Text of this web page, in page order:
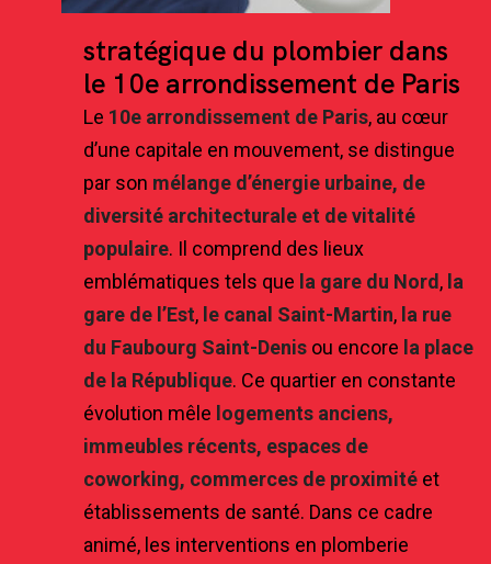
stratégique du plombier dans
le 10e arrondissement de Paris
Le 10e arrondissement de Paris, au cœur
d’une capitale en mouvement, se distingue
par son mélange d’énergie urbaine, de
diversité architecturale et de vitalité
populaire. Il comprend des lieux
emblématiques tels que la gare du Nord, la
gare de l’Est, le canal Saint-Martin, la rue
du Faubourg Saint-Denis ou encore la place
de la République. Ce quartier en constante
évolution mêle logements anciens,
immeubles récents, espaces de
coworking, commerces de proximité et
établissements de santé. Dans ce cadre
animé, les interventions en plomberie